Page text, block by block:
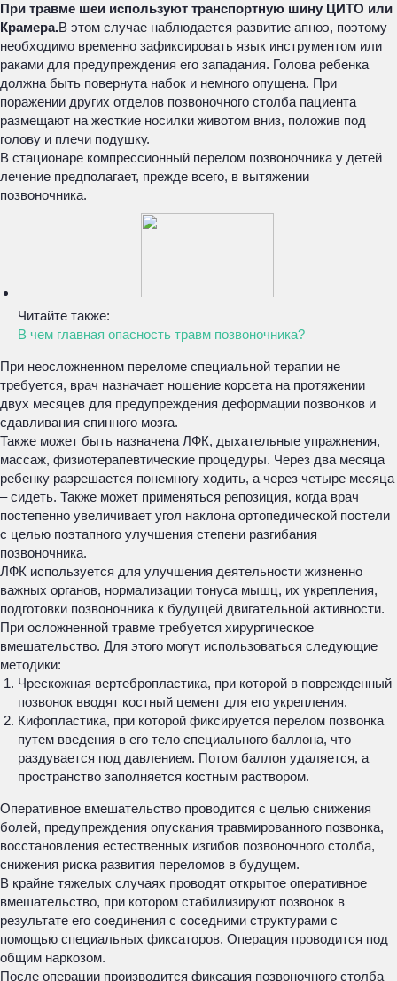
При травме шеи используют транспортную шину ЦИТО или
Крамера.В этом случае наблюдается развитие апноэ, поэтому
необходимо временно зафиксировать язык инструментом или
раками для предупреждения его западания. Голова ребенка
должна быть повернута набок и немного опущена. При
поражении других отделов позвоночного столба пациента
размещают на жесткие носилки животом вниз, положив под
голову и плечи подушку.
В стационаре компрессионный перелом позвоночника у детей
лечение предполагает, прежде всего, в вытяжении
позвоночника.
Читайте также:
В чем главная опасность травм позвоночника?
При неосложненном переломе специальной терапии не
требуется, врач назначает ношение корсета на протяжении
двух месяцев для предупреждения деформации позвонков и
сдавливания спинного мозга.
Также может быть назначена ЛФК, дыхательные упражнения,
массаж, физиотерапевтические процедуры. Через два месяца
ребенку разрешается понемногу ходить, а через четыре месяца
– сидеть. Также может применяться репозиция, когда врач
постепенно увеличивает угол наклона ортопедической постели
с целью поэтапного улучшения степени разгибания
позвоночника.
ЛФК используется для улучшения деятельности жизненно
важных органов, нормализации тонуса мышц, их укрепления,
подготовки позвоночника к будущей двигательной активности.
При осложненной травме требуется хирургическое
вмешательство. Для этого могут использоваться следующие
методики:
Чрескожная вертебропластика, при которой в поврежденный
позвонок вводят костный цемент для его укрепления.
Кифопластика, при которой фиксируется перелом позвонка
путем введения в его тело специального баллона, что
раздувается под давлением. Потом баллон удаляется, а
пространство заполняется костным раствором.
Оперативное вмешательство проводится с целью снижения
болей, предупреждения опускания травмированного позвонка,
восстановления естественных изгибов позвоночного столба,
снижения риска развития переломов в будущем.
В крайне тяжелых случаях проводят открытое оперативное
вмешательство, при котором стабилизируют позвонок в
результате его соединения с соседними структурами с
помощью специальных фиксаторов. Операция проводится под
общим наркозом.
После операции производится фиксация позвоночного столба